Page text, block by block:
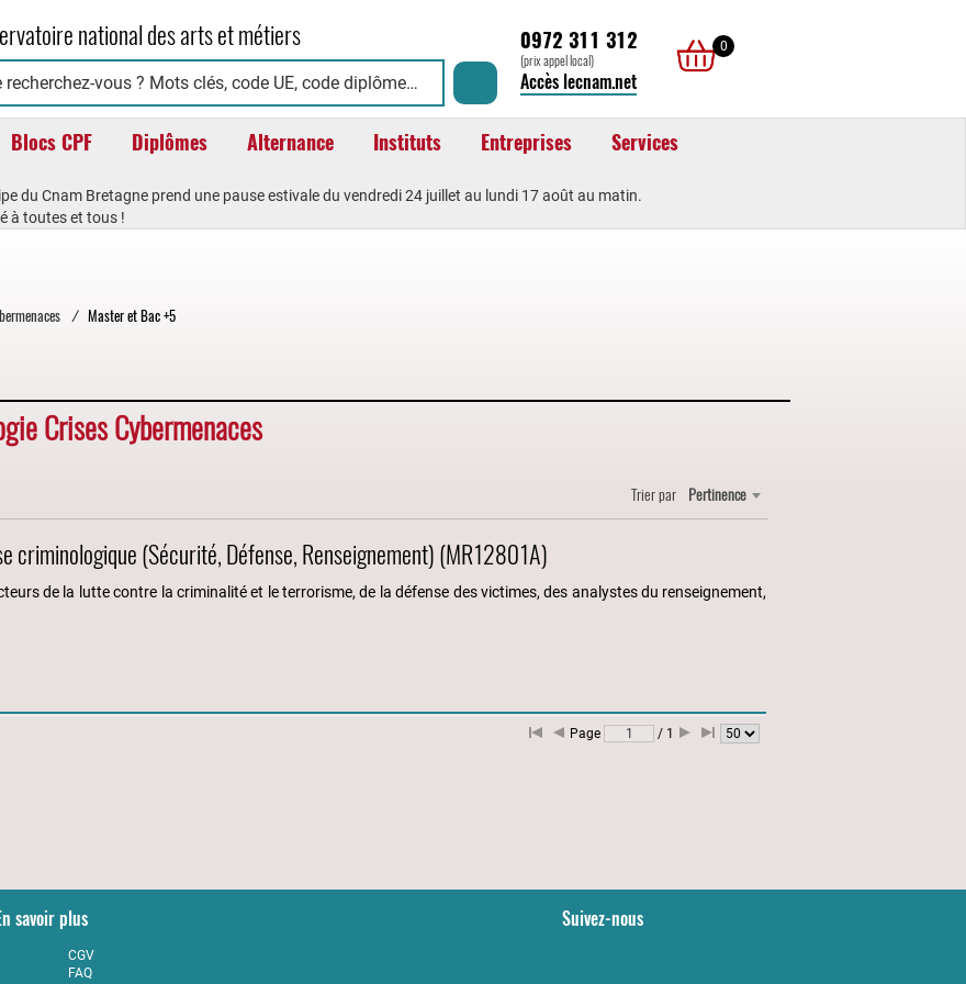
national des arts et métiers 0972 311 312
(prix appel local)
Accès lecnam.net
0
Blocs CPF Diplômes Alternance Instituts Entreprises Services
du Cnam Bretagne prend une pause estivale du vendredi 24 juillet au lundi 17 août au matin.
à toutes et tous !
/ Master et Bac +5
Crises Cybermenaces
Trier par Pertinence
criminologique (Sécurité, Défense, Renseignement) (MR12801A)
de la lutte contre la criminalité et le terrorisme, de la défense des victimes, des analystes du renseignement,
Page / 1
savoir plus
CGV
FAQ
Suivez-nous